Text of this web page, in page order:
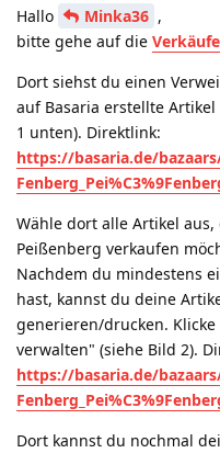
Hallo Minka36 ,
bitte gehe auf die
Dort siehst du einen
auf Basaria erstellte
1 unten). Direktlink:
https://basaria.de/
Wähle dort alle Artikel
Peißenberg verkaufen
Nachdem du mindestens
hast, kannst du deine
generieren/drucken.
verwalten" (siehe Bild 2).
https://basaria.de/
Dort kannst du nochmal